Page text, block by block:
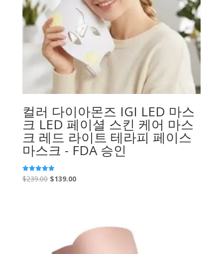
컬러 다이아몬즈 IGI LED 마스
크 LED 페이셜 스킨 케어 마스
크 레드 라이트 테라피 페이스
마스크 - FDA 승인
5 중에서
5.00
$239.00 원
$139.00현